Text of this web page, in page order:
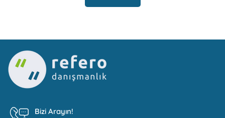
Bizi Arayın!